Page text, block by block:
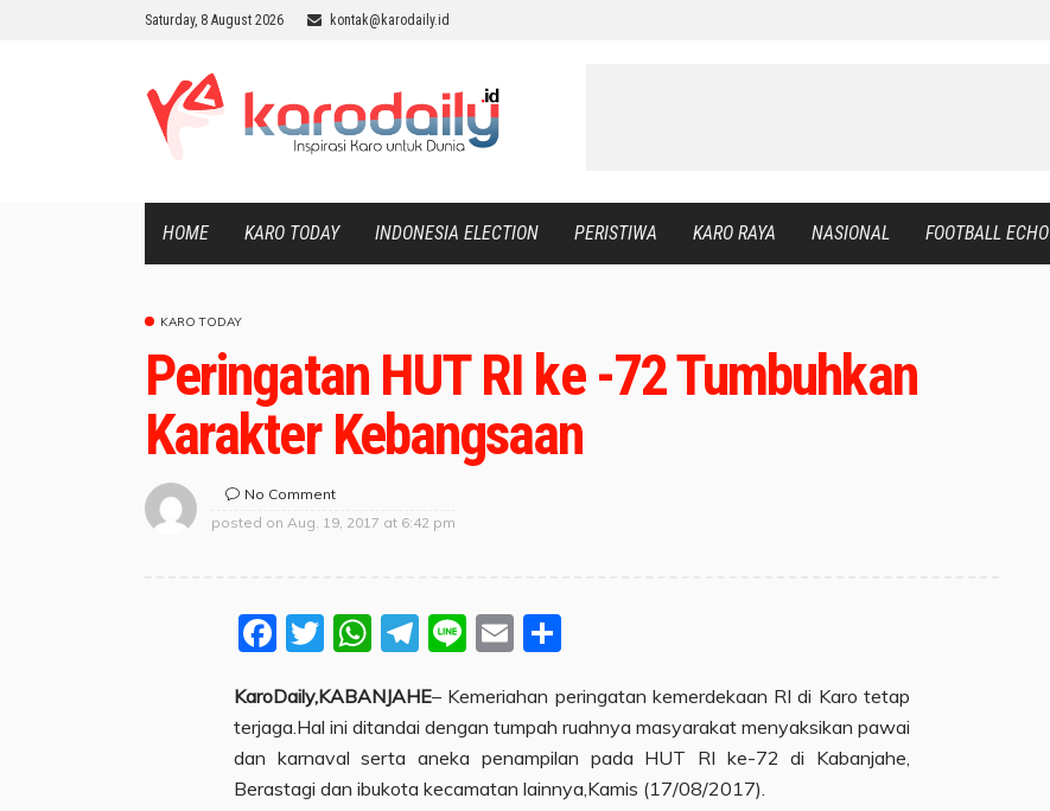
Saturday, 8 August 2026 kontak@karodaily.id
HOME KARO TODAY INDONESIA ELECTION PERISTIWA KARO RAYA NASIONAL FOOTBALL ECHO
KARO TODAY
Peringatan HUT RI ke -72 Tumbuhkan
Karakter Kebangsaan
No Comment
posted on Aug. 19, 2017 at 6:42 pm
Facebook
Twitter
WhatsApp
Telegram
LineEmail
KaroDaily,KABANJAHE– Kemeriahan peringatan kemerdekaan RI di Karo tetap
terjaga.Hal ini ditandai dengan tumpah ruahnya masyarakat menyaksikan pawai
dan karnaval serta aneka penampilan pada HUT RI ke-72 di Kabanjahe,
Berastagi dan ibukota kecamatan lainnya,Kamis (17/08/2017).